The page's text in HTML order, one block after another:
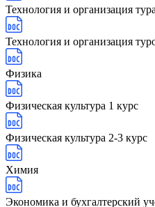
Технология и организация
Технология и организация
Физика
Физическая культура 1 курс
Физическая культура 2-3 курс
Химия
Экономика и бухгалтерский